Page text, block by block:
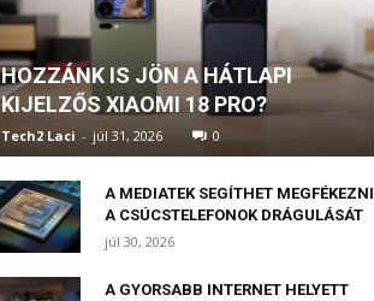
HOZZÁNK IS JÖN A HÁTLAPI
KIJELZŐS XIAOMI 18 PRO?
Tech2 Laci - júl 31, 2026 0
A MEDIATEK SEGÍTHET MEGFÉKEZNI
A CSÚCSTELEFONOK DRÁGULÁSÁT
júl 30, 2026
A GYORSABB INTERNET HELYETT